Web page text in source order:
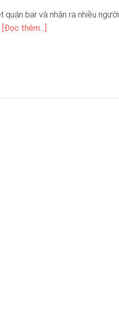
quán bar và nhận ra nhiều người
[Đọc thêm...]